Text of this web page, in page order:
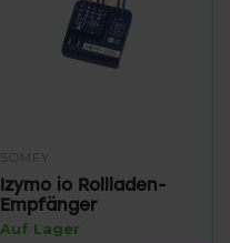
SOMFY
Izymo io Rollladen-
Empfänger
Auf Lager